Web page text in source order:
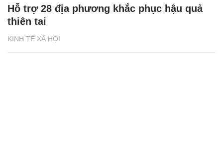
KINH TẾ XÃ HỘI
Hỗ trợ 28 địa phương khắc phục hậu quả
thiên tai